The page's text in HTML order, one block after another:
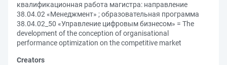
квалификационная работа магистра: направление
38.04.02 «Менеджмент» ; образовательная программа
38.04.02_50 «Управление цифровым бизнесом» = The
development of the conception of organisational
performance optimization on the competitive market
Creators